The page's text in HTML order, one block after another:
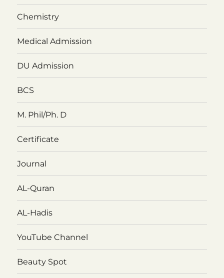
Chemistry
Medical Admission
DU Admission
BCS
M. Phil/Ph. D
Certificate
Journal
AL-Quran
AL-Hadis
YouTube Channel
Beauty Spot